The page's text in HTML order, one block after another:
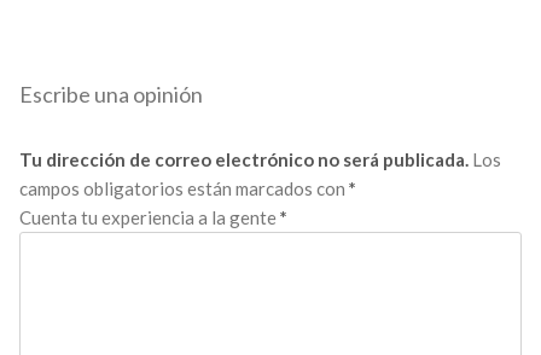
Escribe una opinión
Tu dirección de correo electrónico no será publicada. Los
campos obligatorios están marcados con *
Cuenta tu experiencia a la gente*